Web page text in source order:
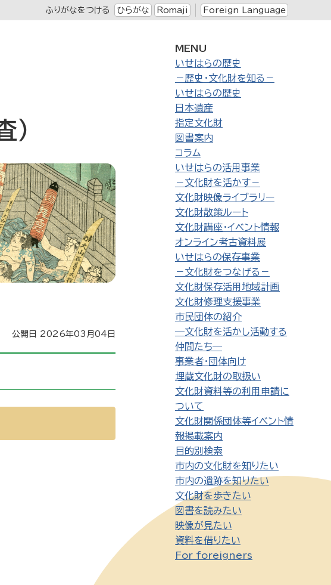
ふりがなをつける ひらがな Romaji Foreign Language
MENU
いせはらの歴史
－歴史・文化財を知る－
いせはらの歴史
日本遺産
指定文化財
図書案内
コラム
いせはらの活用事業
－文化財を活かす－
文化財映像ライブラリー
文化財散策ルート
文化財講座・イベント情報
オンライン考古資料展
いせはらの保存事業
－文化財をつなげる－
文化財保存活用地域計画
文化財修理支援事業
市民団体の紹介
―文化財を活かし活動する
仲間たち―
事業者・団体向け
埋蔵文化財の取扱い
文化財資料等の利用申請に
ついて
文化財関係団体等イベント情
報掲載案内
目的別検索
市内の文化財を知りたい
市内の遺跡を知りたい
文化財を歩きたい
図書を読みたい
映像が見たい
資料を借りたい
For foreigners
公開日 2026年03月04日